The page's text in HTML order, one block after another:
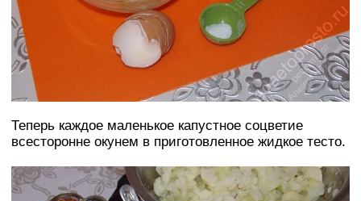
Теперь каждое маленькое капустное соцветие
всесторонне окунем в приготовленное жидкое тесто.